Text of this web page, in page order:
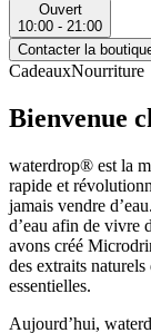
Ouvert
10:00 - 21:00
Contacter la
CadeauxNourriture
Bienvenue
waterdrop® est la
rapide et
jamais vendre
d’eau afin de vivre
avons créé
des extraits
essentielles.
Aujourd’hui,